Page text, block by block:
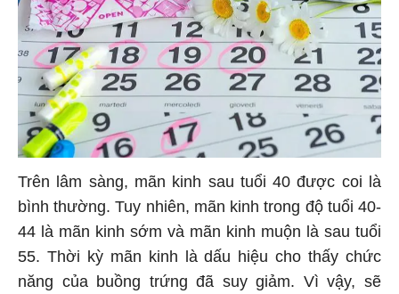
Trên lâm sàng, mãn kinh sau tuổi 40 được coi là
bình thường. Tuy nhiên, mãn kinh trong độ tuổi 40-
44 là mãn kinh sớm và mãn kinh muộn là sau tuổi
55. Thời kỳ mãn kinh là dấu hiệu cho thấy chức
năng của buồng trứng đã suy giảm. Vì vậy, sẽ